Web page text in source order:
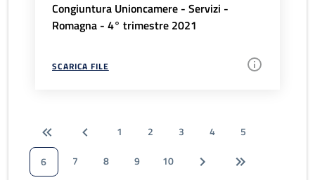
Congiuntura Unioncamere - Servizi -
Romagna - 4° trimestre 2021
SCARICA FILE
1 2 3 4
5
6
7 8 9 10